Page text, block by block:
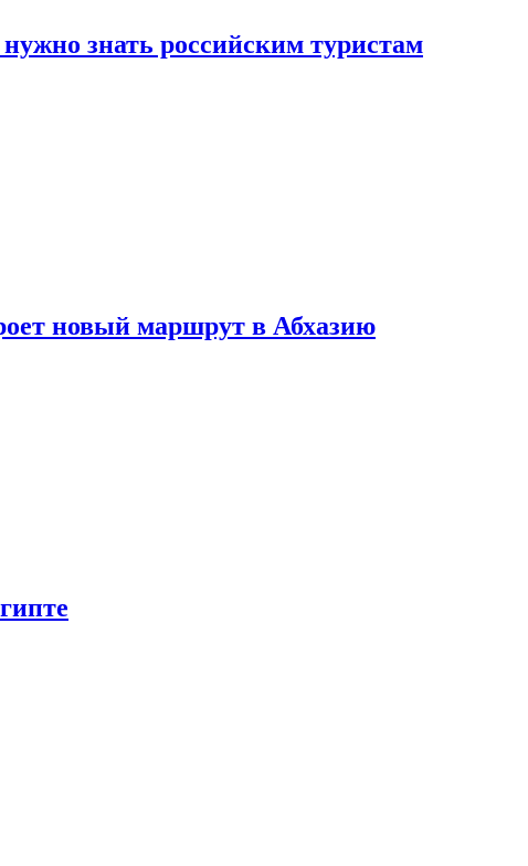
знать российским туристам
новый маршрут в Абхазию